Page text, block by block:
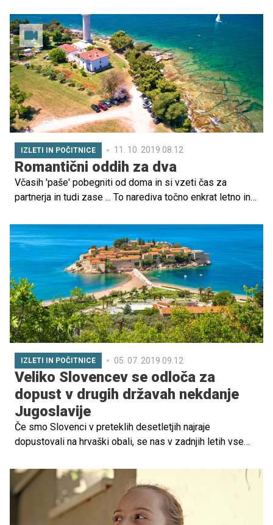
Zagreb, kulturno, gospodarsko in politično središče, kjer
bomo odprli vrata kakšnega muzeja, pokukali v živalski
vrt, se sprehodili po znamenitem trgu, parku, občudovali
cerkve in spomenike. Tako kot vsako leto nikakor ne
bomo zamudili najlepšega božičnega sejma v Evropi.
IZLETI IN POČITNICE 11. 10. 2019 08.12
Romantični oddih za dva
Včasih 'paše' pobegniti od doma in si vzeti čas za
partnerja in tudi zase ... To narediva točno enkrat letno in
babici in dedku in imava potem vikend za poležavanje v
postelji, sprehajanje, na da bi se moral vsakih dest
korakov ustaviti in pogledati poseben kamen, nenavadno
rožico, kosilo in večerjo, ne da bi se pri tem kaj prevrnilo,
polilo ali razbilo, je luksuz, ki se ga veselilva vsako leto.
IZLETI IN POČITNICE 05. 07. 2019 09.12
Veliko Slovencev se odloča za
dopust v drugih državah nekdanje
Jugoslavije
Če smo Slovenci v preteklih desetletjih najraje
dopustovali na hrvaški obali, se nas v zadnjih letih vse
južneje, v drugih državah nekdanje Jugoslavije. Med
družinami z otroki je denimo vse bolj priljubljena Črna
gora, za kar obstaja več razlogov: tja se lahko odpravimo
z različnimi prevoznimi sredstvi, v ponudbi je pestra